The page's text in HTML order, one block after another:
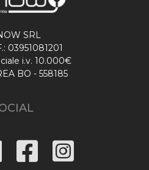
SRL
03951081201
i.v. 10.000€
BO - 558185